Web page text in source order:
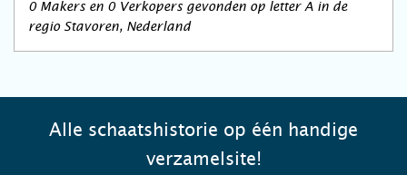
0 Makers en 0 Verkopers gevonden op letter A in de
regio Stavoren, Nederland
Alle schaatshistorie op één handige
verzamelsite!